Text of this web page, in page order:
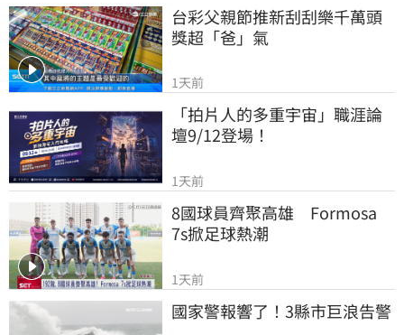
台彩父親節推新刮刮樂千萬頭
獎超「爸」氣
1天前
「拍片人的多重宇宙」職涯論
壇9/12登場！
1天前
8國球員齊聚高雄　Formosa
7s掀足球熱潮
1天前
國家警報響了！3縣市巨浪告警